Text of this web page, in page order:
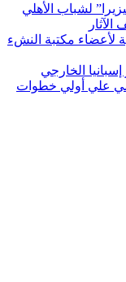
لشباب الأهلي
لأعضاء مكتبة النشء
الخارجي
الاتحاد السكندري 2007 يمضي علي أولي خطوات